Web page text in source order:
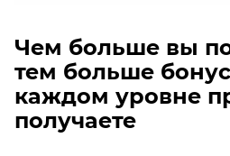
Чем больше вы
тем больше
каждом уровне
получаете